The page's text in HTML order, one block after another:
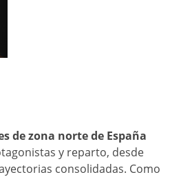
de zona norte de España
y reparto, desde
consolidadas. Como